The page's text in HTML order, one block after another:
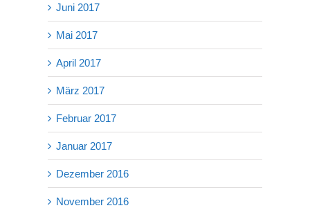
Juni 2017
Mai 2017
April 2017
März 2017
Februar 2017
Januar 2017
Dezember 2016
November 2016